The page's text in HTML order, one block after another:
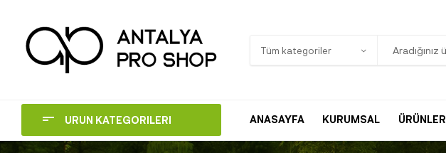
Tüm kategoriler
ÜRÜN KATEGORİLERİ ANASAYFA KURUMSAL ÜRÜNLER